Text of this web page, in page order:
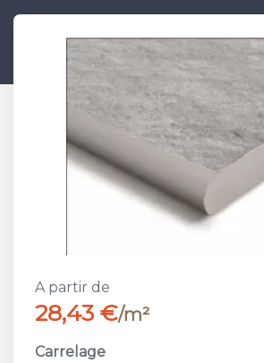
A partir de
28,43 €/m²
Carrelage